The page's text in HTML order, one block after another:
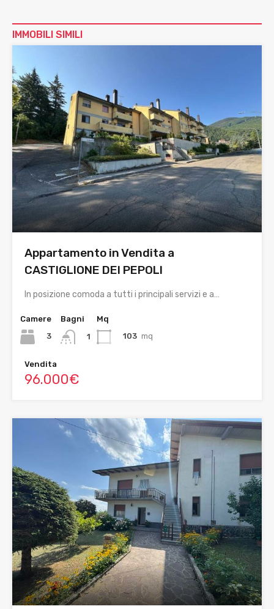
IMMOBILI SIMILI
Appartamento in Vendita a
CASTIGLIONE DEI PEPOLI
In posizione comoda a tutti i principali servizi e a…
Camere
3
Bagni
1
Mq
103 mq
Vendita
96.000€